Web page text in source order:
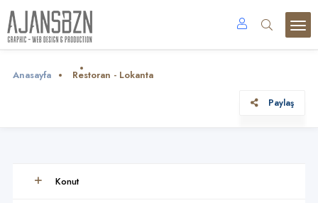
Anasayfa Restoran - Lokanta
Paylaş
Konut